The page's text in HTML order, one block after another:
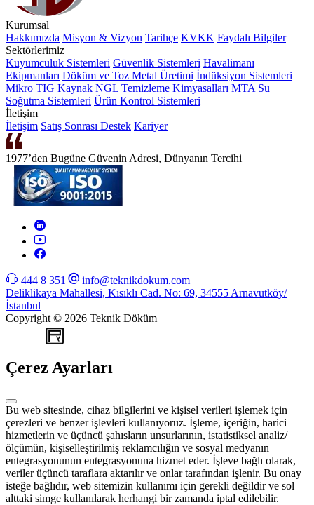
Kurumsal
Hakkımızda Misyon & Vizyon Tarihçe KVKK Faydalı Bilgiler
Sektörlerimiz
Kuyumculuk Sistemleri Güvenlik Sistemleri Havalimanı
Ekipmanları Döküm ve Toz Metal Üretimi İndüksiyon Sistemleri
Mikro TIG Kaynak NGL Temizleme Kimyasalları MTA Su
Soğutma Sistemleri Ürün Kontrol Sistemleri
İletişim
İletişim Satış Sonrası Destek Kariyer
1977’den Bugüne Güvenin Adresi, Dünyanın Tercihi
444 8 351
info@teknikdokum.com
Deliklikaya Mahallesi, Kısıklı Cad. No: 69, 34555 Arnavutköy/
İstanbul
Copyright © 2026 Teknik Döküm
Çerez Ayarları
Bu web sitesinde, cihaz bilgilerini ve kişisel verileri işlemek için
çerezleri ve benzer işlevleri kullanıyoruz. İşleme, içeriğin, harici
hizmetlerin ve üçüncü şahısların unsurlarının, istatistiksel analiz/
ölçümün, kişiselleştirilmiş reklamcılığın ve sosyal medyanın
entegrasyonunun entegrasyonuna hizmet eder. İşleve bağlı olarak,
veriler üçüncü taraflara aktarılır ve onlar tarafından işlenir. Bu onay
isteğe bağlıdır, web sitemizin kullanımı için gerekli değildir ve sol
alttaki simge kullanılarak herhangi bir zamanda iptal edilebilir.